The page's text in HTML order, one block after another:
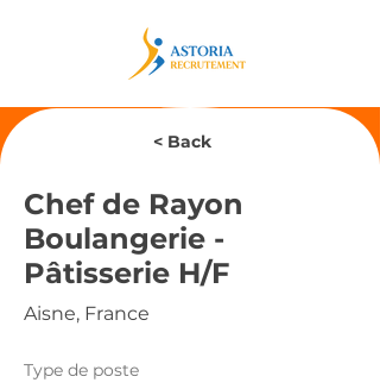
< Back
Chef de Rayon
Boulangerie -
Pâtisserie H/F
Aisne, France
Type de poste